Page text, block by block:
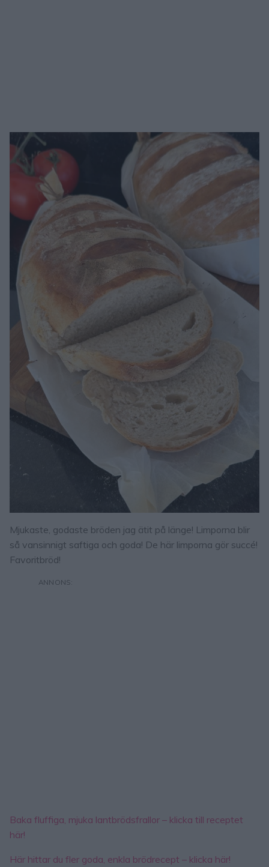
Mjukaste, godaste bröden jag ätit på länge! Limporna blir
så vansinnigt saftiga och goda! De här limporna gör succé!
Favoritbröd!
Baka fluffiga, mjuka lantbrödsfrallor – klicka till receptet
här!
Här hittar du fler goda, enkla brödrecept – klicka här!